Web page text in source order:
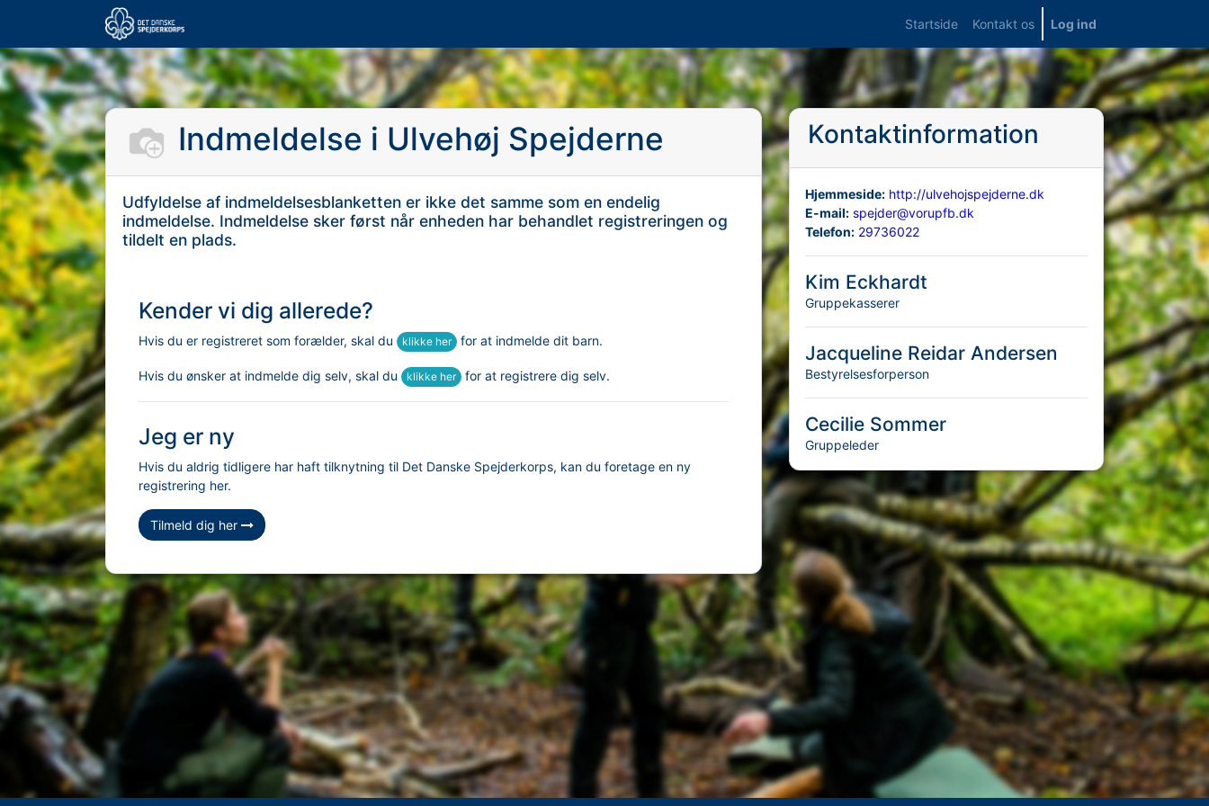
Startside Kontakt os Log ind
Indmeldelse i Ulvehøj Spejderne
Udfyldelse af indmeldelsesblanketten er ikke det samme som en endelig
indmeldelse. Indmeldelse sker først når enheden har behandlet registreringen og
tildelt en plads.
Kender vi dig allerede?
Hvis du er registreret som forælder, skal du klikke her for at indmelde dit barn.
Hvis du ønsker at indmelde dig selv, skal du klikke her for at registrere dig selv.
Jeg er ny
Hvis du aldrig tidligere har haft tilknytning til Det Danske Spejderkorps, kan du foretage en ny
registrering her.
Tilmeld dig her
Kontaktinformation
Hjemmeside: http://ulvehojspejderne.dk
E-mail: spejder@vorupfb.dk
Telefon: 29736022
Kim Eckhardt
Gruppekasserer
Jacqueline Reidar Andersen
Bestyrelsesforperson
Cecilie Sommer
Gruppeleder